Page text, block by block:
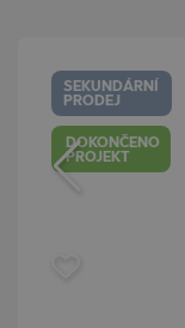
SEKUNDÁRNÍ
PRODEJ
DOKONČENO
PROJEKT